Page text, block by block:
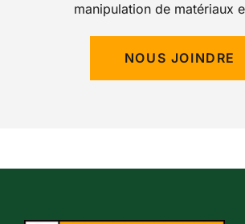
manipulation de matériaux
NOUS JOINDRE